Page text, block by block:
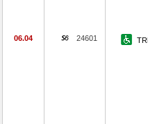
06.04 24601